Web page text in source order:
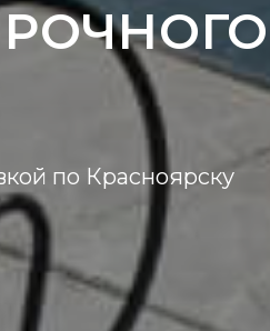
по Красноярску